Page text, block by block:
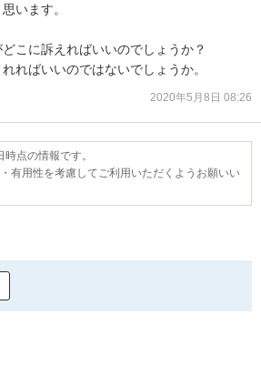
います。
こに訴えればいいのでしょうか？
ればいいのではないでしょうか。
2020年5月8日 08:26
点の情報です。
有用性を考慮してご利用いただくようお願いい